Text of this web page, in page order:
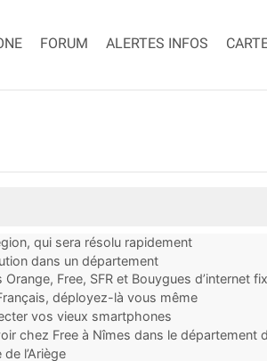
FORUM ALERTES INFOS
qui sera résolu rapidement
dans un département
Free, SFR et Bouygues d’internet
déployez-là vous même
vos vieux smartphones
chez Free à Nîmes dans le département
l’Ariège